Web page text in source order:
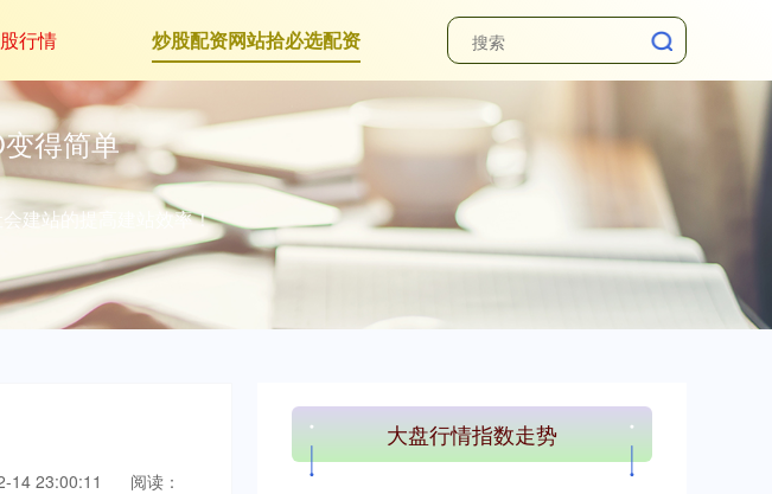
行情 炒股配资网站拾必选配资
得简单
建站的提高建站效率！
14 23:00:11
阅读：
大盘行情指数走势
上证综指 3928.83
深证成指 14299.73 +189.61 +1.34%